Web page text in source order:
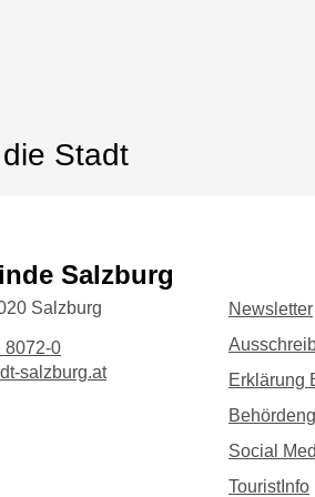
Stadt
Salzburg
Salzburg
8072-0
salzburg.at
Newsletter
Erklärung
Social
TouristInfo